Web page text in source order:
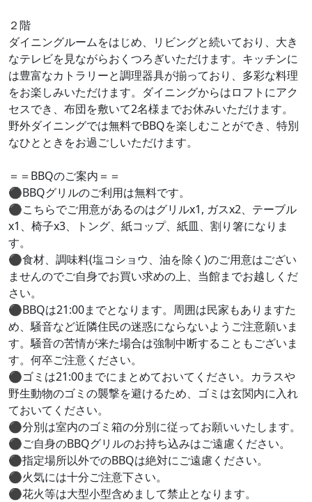
２階
ダイニングルームをはじめ、リビングと続いており、大き
なテレビを見ながらおくつろぎいただけます。キッチンに
は豊富なカトラリーと調理器具が揃っており、多彩な料理
をお楽しみいただけます。ダイニングからはロフトにアク
セスでき、布団を敷いて2名様までお休みいただけます。
野外ダイニングでは無料でBBQを楽しむことができ、特別
なひとときをお過ごしいただけます。
＝＝BBQのご案内＝＝
⚫︎BBQグリルのご利用は無料です。
⚫︎こちらでご用意があるのはグリルx1, ガスx2、テーブル
x1、椅子x3、トング、紙コップ、紙皿、割り箸になりま
す。
⚫︎食材、調味料(塩コショウ、油を除く)のご用意はござい
ませんのでご自身でお買い求めの上、当館までお越しくだ
さい。
⚫︎BBQは21:00までとなります。周囲は民家もありますた
め、騒音など近隣住民の迷惑にならないようご注意願いま
す。騒音の苦情が来た場合は強制中断することもございま
す。何卒ご注意ください。
⚫︎ゴミは21:00までにまとめておいてください。カラスや
野生動物のゴミの襲撃を避けるため、ゴミは玄関内に入れ
ておいてください。
⚫︎分別は室内のゴミ箱の分別に従ってお願いいたします。
⚫︎ご自身のBBQグリルのお持ち込みはご遠慮ください。
⚫︎指定場所以外でのBBQは絶対にご遠慮ください。
⚫︎火気には十分ご注意下さい。
⚫︎花火等は大型小型含めまして禁止となります。